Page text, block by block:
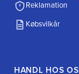
Reklamation
Købsvilkår
HANDL HOS OS